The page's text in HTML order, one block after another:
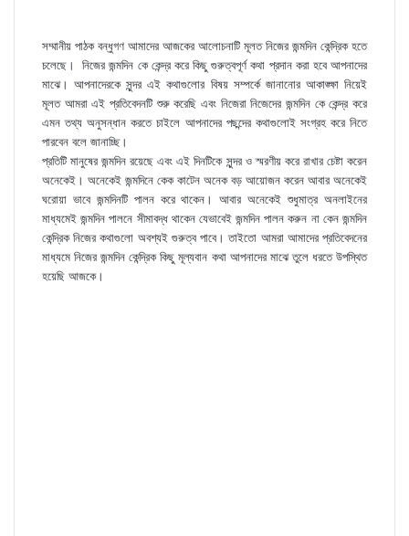
সম্মানীয় পাঠক বন্ধুগণ আমাদের আজকের আলোচনাটি মূলত নিজের জন্মদিন কেন্দ্রিক হতে
চলেছে। ‌ নিজের জন্মদিন কে কেন্দ্র করে কিছু গুরুত্বপূর্ণ কথা প্রদান করা হবে আপনাদের
মাঝে। আপনাদেরকে সুন্দর এই কথাগুলোর বিষয় সম্পর্কে জানানোর আকাঙ্ক্ষা নিয়েই
মূলত আমরা এই প্রতিবেদনটি শুরু করেছি এবং নিজেরা নিজেদের জন্মদিন কে কেন্দ্র করে
এমন তথ্য অনুসন্ধান করতে চাইলে আপনাদের পছন্দের কথাগুলোই সংগ্রহ করে নিতে
পারবেন বলে জানাচ্ছি।
প্রতিটি মানুষের জন্মদিন রয়েছে এবং এই দিনটিকে সুন্দর ও স্মরণীয় করে রাখার চেষ্টা করেন
অনেকেই। অনেকেই জন্মদিনে কেক কাটেন অনেক বড় আয়োজন করেন আবার অনেকেই
ঘরোয়া ভাবে জন্মদিনটি পালন করে থাকেন। আবার অনেকেই শুধুমাত্র অনলাইনের
মাধ্যমেই জন্মদিন পালনে সীমাবদ্ধ থাকেন যেভাবেই জন্মদিন পালন করুন না কেন জন্মদিন
কেন্দ্রিক নিজের কথাগুলো অবশ্যই গুরুত্ব পাবে। তাইতো আমরা আমাদের প্রতিবেদনের
মাধ্যমে নিজের জন্মদিন কেন্দ্রিক কিছু মূল্যবান কথা আপনাদের মাঝে তুলে ধরতে উপস্থিত
হয়েছি আজকে।